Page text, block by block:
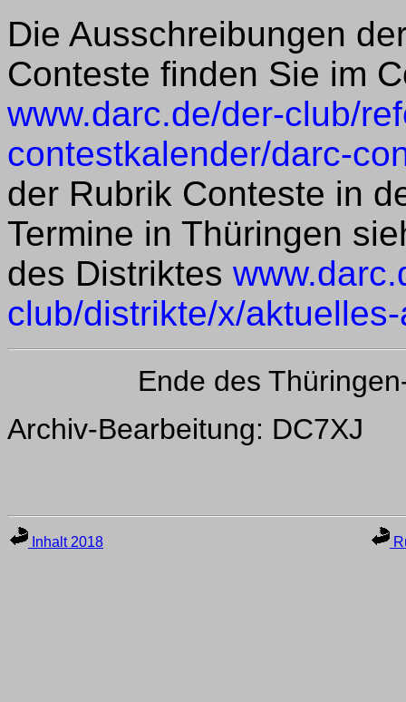
Die Ausschreibungen
Conteste finden Sie im
www.darc.de/der-club/
contestkalender/darc-
der Rubrik Conteste in
Termine in Thüringen
des Distriktes
club/distrikte/x/
Ende des
Archiv-Bearbeitung: DC7XJ
Inhalt 2018